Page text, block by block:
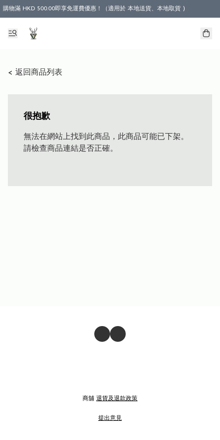
購物滿 HKD 500.00即享免運費優惠！（適用於 本地送貨、本地取貨 )
< 返回商品列表
很抱歉
無法在網站上找到此商品，此商品可能已下架。
請檢查商品連結是否正確。
商舖 退貨及退款政策
提出意見